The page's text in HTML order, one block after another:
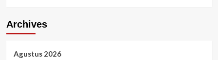
Archives
Agustus 2026